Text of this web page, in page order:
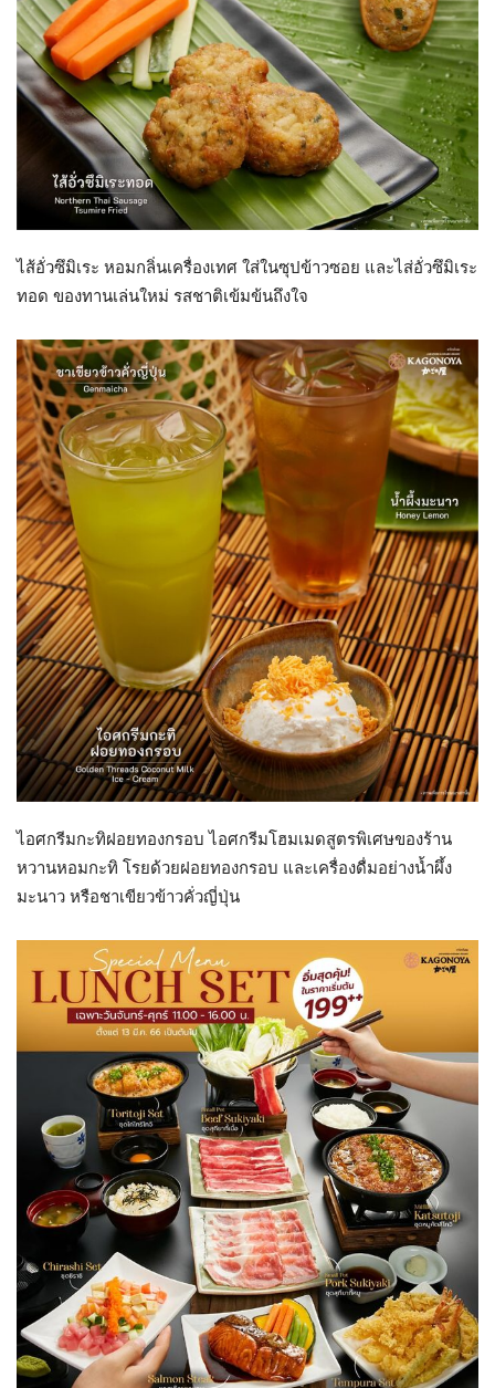
ไส้อั่วซึมิเระ หอมกลิ่นเครื่องเทศ ใส่ในซุปข้าวซอย และไส่อั่วซึมิเระ
ทอด ของทานเล่นใหม่ รสชาติเข้มข้นถึงใจ
ไอศกรีมกะทิฝอยทองกรอบ ไอศกรีมโฮมเมดสูตรพิเศษของร้าน
หวานหอมกะทิ โรยด้วยฝอยทองกรอบ และเครื่องดื่มอย่างน้ำผึ้ง
มะนาว หรือชาเขียวข้าวคั่วญี่ปุ่น